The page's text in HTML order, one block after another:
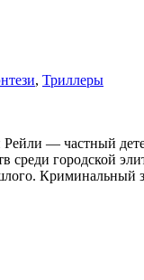
, Триллеры
— частный
городской
Криминальный